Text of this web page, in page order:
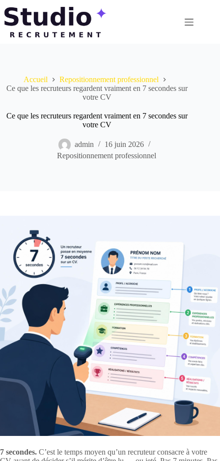
au
contenu
Accueil
Repositionnement professionnel
Ce que les recruteurs regardent vraiment en 7 secondes sur
votre CV
Ce que les recruteurs regardent vraiment en 7 secondes sur
votre CV
admin
16 juin 2026
Repositionnement professionnel
7 secondes. C’est le temps moyen qu’un recruteur consacre à votre